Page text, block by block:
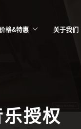
格&特惠 关于我们
授权